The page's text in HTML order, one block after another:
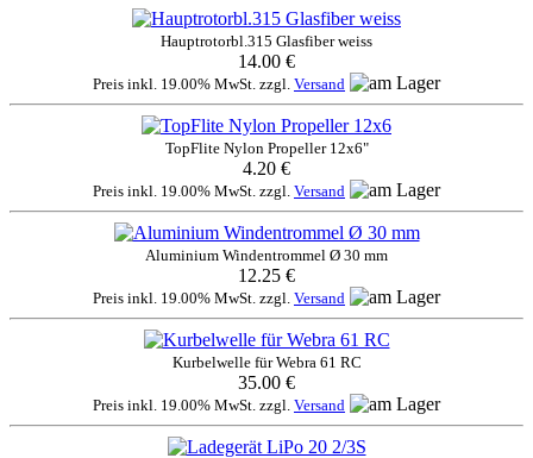
Hauptrotorbl.315 Glasfiber weiss
14.00 €
Preis inkl. 19.00% MwSt. zzgl. Versand
TopFlite Nylon Propeller 12x6"
4.20 €
Preis inkl. 19.00% MwSt. zzgl. Versand
Aluminium Windentrommel Ø 30 mm
12.25 €
Preis inkl. 19.00% MwSt. zzgl. Versand
Kurbelwelle für Webra 61 RC
35.00 €
Preis inkl. 19.00% MwSt. zzgl. Versand